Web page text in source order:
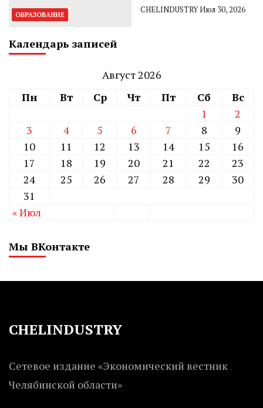
ОБРАЗОВАНИЕ CHELINDUSTRYИюл 30, 2026
Календарь записей
Август 2026
Пн
Вт Ср Чт Пт Сб
Вс
1
2
3
4 5 6 7 8
9
10
11 12 13 14 15
16
17
18 19 20 21 22
23
24
25 26 27 28 29
30
31
« Июл
Мы ВКонтакте
CHELINDUSTRY
Сетевое издание «Экономический вестник
Челябинской области»